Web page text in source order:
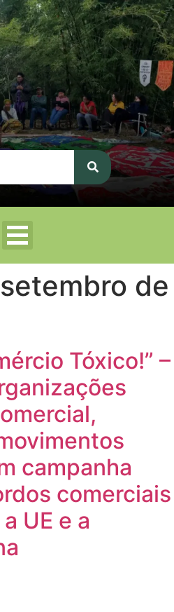
de
Tóxico!” –
campanha
comerciais
UE e a